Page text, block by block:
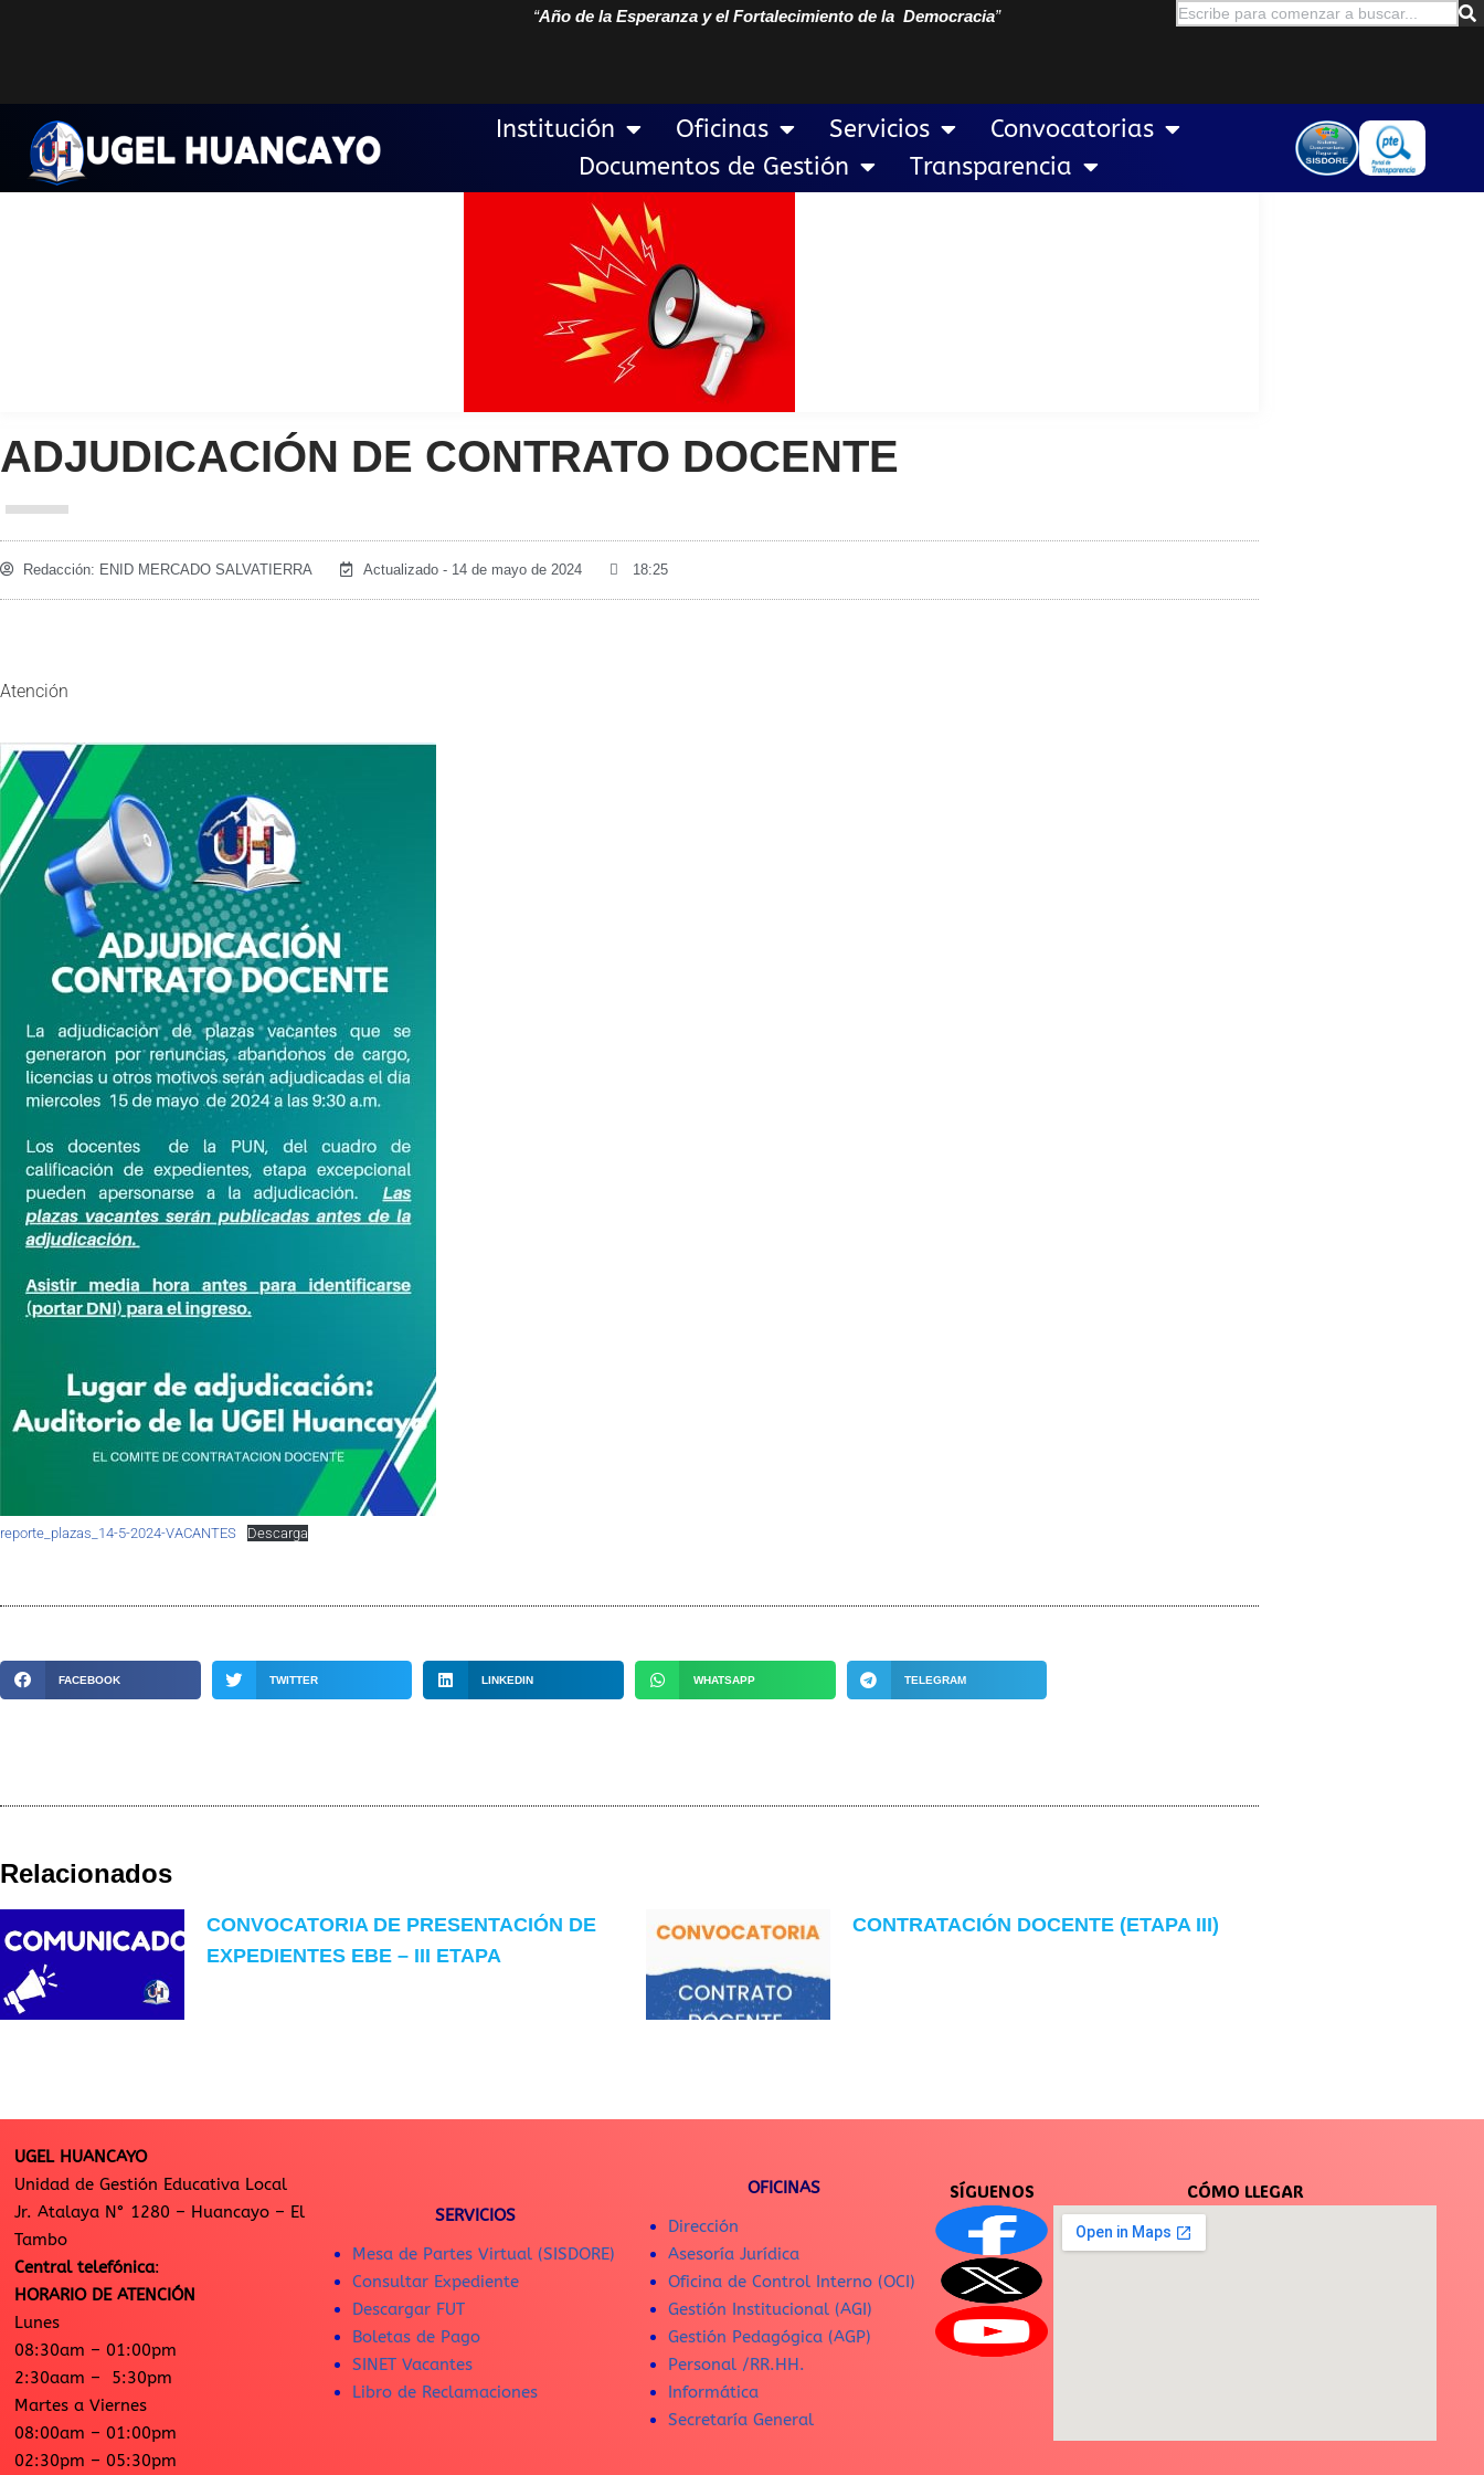
contenido
“Año de la Esperanza y el Fortalecimiento de la Democracia”
Institución Oficinas Servicios
Convocatorias
Documentos de Gestión
Transparencia
ADJUDICACIÓN DE CONTRATO DOCENTE
Redacción: ENID MERCADO SALVATIERRA Actualizado - 14 de mayo de 2024 18:25
Atención
reporte_plazas_14-5-2024-VACANTES Descarga
FACEBOOK TWITTER LINKEDIN WHATSAPP TELEGRAM
Relacionados
CONVOCATORIA DE PRESENTACIÓN DE
EXPEDIENTES EBE – III ETAPA
CONTRATACIÓN DOCENTE (ETAPA III)
UGEL HUANCAYO
Unidad de Gestión Educativa Local
Jr. Atalaya N° 1280 – Huancayo – El
Tambo
Central telefónica:
HORARIO DE ATENCIÓN
Lunes
08:30am – 01:00pm
2:30aam – 5:30pm
Martes a Viernes
08:00am – 01:00pm
02:30pm – 05:30pm
SERVICIOS
Mesa de Partes Virtual (SISDORE)
Consultar Expediente
Descargar FUT
Boletas de Pago
SINET Vacantes
Libro de Reclamaciones
OFICINAS
Dirección
Asesoría Jurídica
Oficina de Control Interno (OCI)
Gestión Institucional (AGI)
Gestión Pedagógica (AGP)
Personal /RR.HH.
Informática
Secretaría General
SÍGUENOS CÓMO LLEGAR